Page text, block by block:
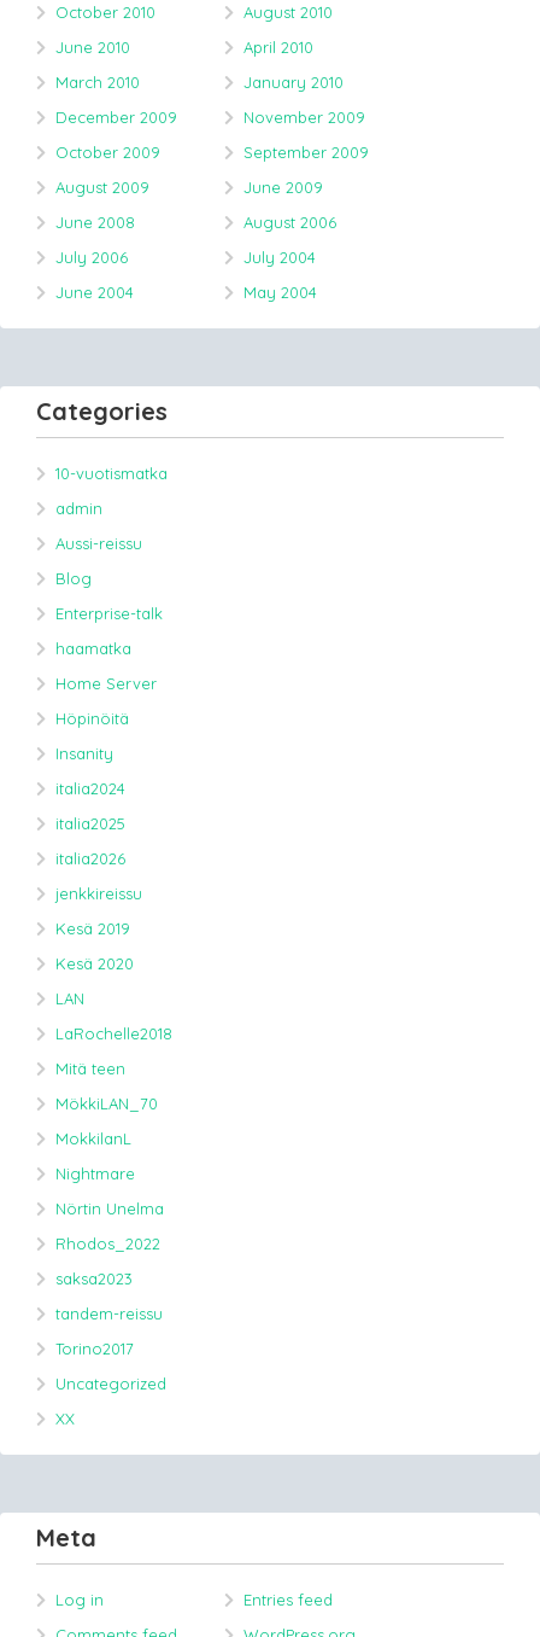
October 2010
August 2010
June 2010
April 2010
March 2010
January 2010
December 2009
November 2009
October 2009
September 2009
August 2009
June 2009
June 2008
August 2006
July 2006
July 2004
June 2004
May 2004
Categories
10-vuotismatka
admin
Aussi-reissu
Blog
Enterprise-talk
haamatka
Home Server
Höpinöitä
Insanity
italia2024
italia2025
italia2026
jenkkireissu
Kesä 2019
Kesä 2020
LAN
LaRochelle2018
Mitä teen
MökkiLAN_70
MokkilanL
Nightmare
Nörtin Unelma
Rhodos_2022
saksa2023
tandem-reissu
Torino2017
Uncategorized
XX
Meta
Log in
Entries feed